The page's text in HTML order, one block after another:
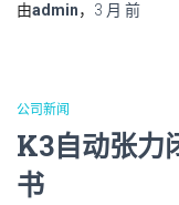
由admin， 3 月 前
公司新闻
K3自动张力
书